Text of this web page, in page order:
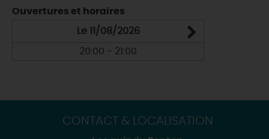
Ouvertures et horaires
Le 11/08/2026
20:00 - 21:00
CONTACT & LOCALISATION